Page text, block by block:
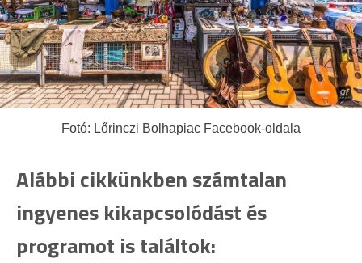
Fotó: Lőrinczi Bolhapiac Facebook-oldala
Alábbi cikkünkben számtalan
ingyenes kikapcsolódást és
programot is találtok: